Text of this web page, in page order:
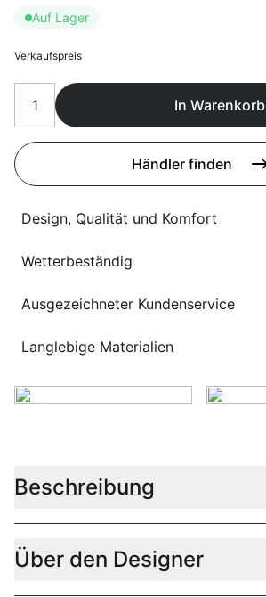
Auf Lager
Verkaufspreis
In Warenkorb
Händler finden
Design, Qualität und Komfort
Wetterbeständig
Ausgezeichneter Kundenservice
Langlebige Materialien
Beschreibung
Über den Designer